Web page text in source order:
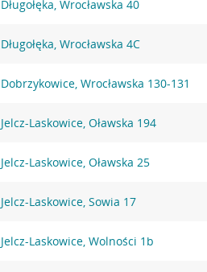
Długołęka, Wrocławska 40
Długołęka, Wrocławska 4C
Dobrzykowice, Wrocławska 130-131
Jelcz-Laskowice, Oławska 194
Jelcz-Laskowice, Oławska 25
Jelcz-Laskowice, Sowia 17
Jelcz-Laskowice, Wolności 1b